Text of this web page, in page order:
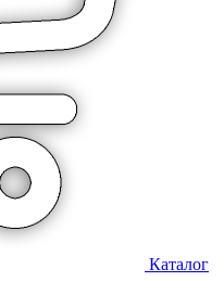
Каталог